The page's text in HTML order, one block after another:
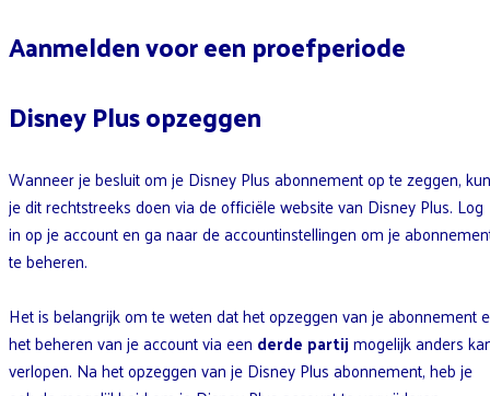
Aanmelden voor een proefperiode
Disney Plus opzeggen
Wanneer je besluit om je Disney Plus abonnement op te zeggen, kun
je dit rechtstreeks doen via de officiële website van Disney Plus. Log
in op je account en ga naar de accountinstellingen om je
te beheren.
Het is belangrijk om te weten dat het opzeggen van je abonnement
het beheren van je account via een derde partijmogelijk anders
verlopen. Na het opzeggen van je Disney Plus abonnement, heb je